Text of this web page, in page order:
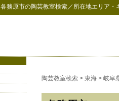
各務原市の陶芸教室検索／所在地エリア・
陶芸教室検索 > 東海 > 岐阜